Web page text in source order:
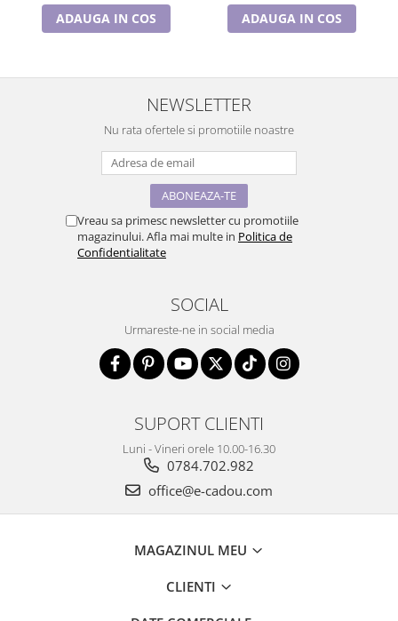
ADAUGA IN COS ADAUGA IN COS
NEWSLETTER
Nu rata ofertele si promotiile noastre
Vreau sa primesc newsletter cu promotiile
magazinului. Afla mai multe in Politica de
Confidentialitate
SOCIAL
Urmareste-ne in social media
SUPORT CLIENTI
Luni - Vineri orele 10.00-16.30
0784.702.982
office@e-cadou.com
MAGAZINUL MEU
CLIENTI